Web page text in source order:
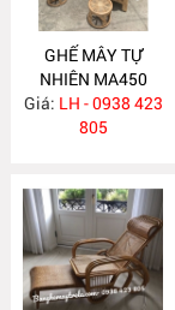
GHẾ MÂY TỰ
NHIÊN MA450
Giá: LH - 0938 423
805